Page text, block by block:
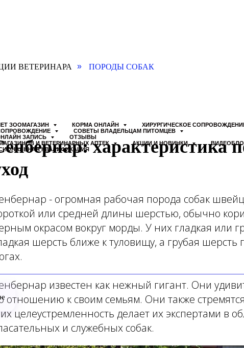
ЗООМАГАЗИН КОРМА ОНЛАЙН
ХИРУРГИЧЕСКОЕ
СОВЕТЫ ВЛАДЕЛЬЦАМ ПИТОМЦЕВ
ЗАПИСЬ
ОТЗЫВЫ
И ВЕТЕРИНАРНЫХ АПТЕК
АКЦИИ И НОВИНКИ
КВАЛИФИКАЦИЯ
ВЕТЕРИНАРА » ПОРОДЫ СОБАК
характеристика
- огромная рабочая порода собак
или средней длины шерстью, обычно
окрасом вокруг морды. У них гладкая или
шерсть ближе к туловищу, а грубая
известен как нежный гигант. Они
отношению к своим семьям. Они также
целеустремленность делает их экспертами в
и служебных собак.